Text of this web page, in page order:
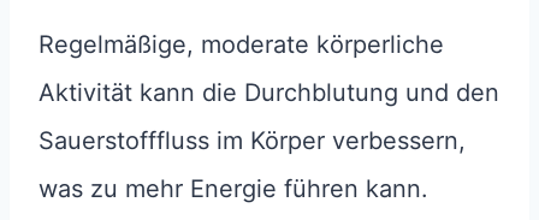
Regelmäßige, moderate körperliche
Aktivität kann die Durchblutung und den
Sauerstofffluss im Körper verbessern,
was zu mehr Energie führen kann.